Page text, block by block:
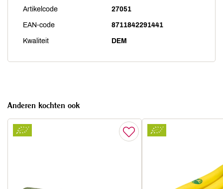
Artikelcode 27051
EAN-code 8711842291441
Kwaliteit DEM
Anderen kochten ook